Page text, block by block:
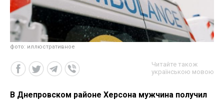
фото: иллюстративное
Читайте також
українською мовою
В Днепровском районе Херсона мужчина получил